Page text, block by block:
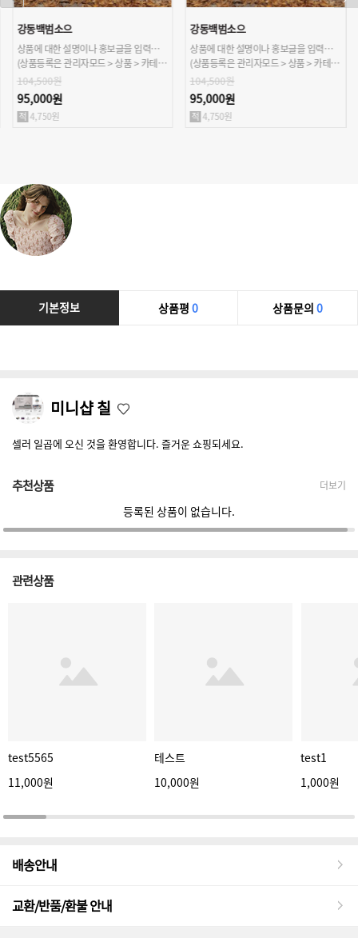
강동백범소으
상품에 대한 설명이나 홍보글을 입력해주세요.
(상품등록은 관리자모드 > 상품 > 카테고리/상품관리 > 상품등록 가능)
104,500원
95,000원
4,750원
강동백범소으
상품에 대한 설명이나 홍보글을 입력해주세요.
(상품등록은 관리자모드 > 상품 > 카테고리/상품관리 > 상품등록 가능)
104,500원
95,000원
4,750원
기본정보 상품평 0 상품문의 0
미니샵 칠
셀러 일곱에 오신 것을 환영합니다. 즐거운 쇼핑되세요.
추천상품 더보기
등록된 상품이 없습니다.
관련상품
test5565
11,000원
테스트
10,000원
test1
1,000원
배송안내
교환/반품/환불 안내